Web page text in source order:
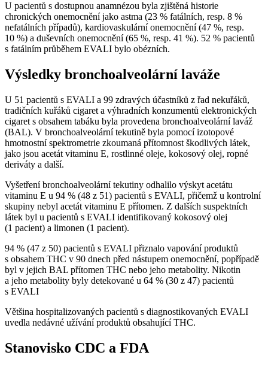
U pacientů s dostupnou anamnézou byla zjištěná historie
chronických onemocnění jako astma (23 % fatálních, resp. 8 %
nefatálních případů), kardiovaskulární onemocnění (47 %, resp.
10 %) a duševních onemocnění (65 %, resp. 41 %). 52 % pacientů
s fatálním průběhem EVALI bylo obézních.
Výsledky bronchoalveolární laváže
U 51 pacientů s EVALI a 99 zdravých účastníků z řad nekuřáků,
tradičních kuřáků cigaret a výhradních konzumentů elektronických
cigaret s obsahem tabáku byla provedena bronchoalveolární laváž
(BAL). V bronchoalveolární tekutině byla pomocí izotopové
hmotnostní spektrometrie zkoumaná přítomnost škodlivých látek,
jako jsou acetát vitaminu E, rostlinné oleje, kokosový olej, ropné
deriváty a další.
Vyšetření bronchoalveolární tekutiny odhalilo výskyt acetátu
vitaminu E u 94 % (48 z 51) pacientů s EVALI, přičemž u kontrolní
skupiny nebyl acetát vitaminu E přítomen. Z dalších suspektních
látek byl u pacientů s EVALI identifikovaný kokosový olej
(1 pacient) a limonen (1 pacient).
94 % (47 z 50) pacientů s EVALI přiznalo vapování produktů
s obsahem THC v 90 dnech před nástupem onemocnění, popřípadě
byl v jejich BAL přítomen THC nebo jeho metabolity. Nikotin
a jeho metabolity byly detekované u 64 % (30 z 47) pacientů
s EVALI
Většina hospitalizovaných pacientů s diagnostikovaných EVALI
uvedla nedávné užívání produktů obsahující THC.
Stanovisko CDC a FDA